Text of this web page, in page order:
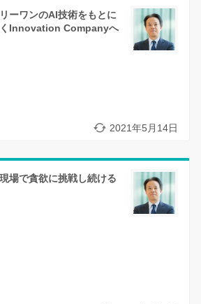
ーワンのAI技術をもとに
くInnovation Companyへ
2021年5月14日
場で貪欲に挑戦し続ける